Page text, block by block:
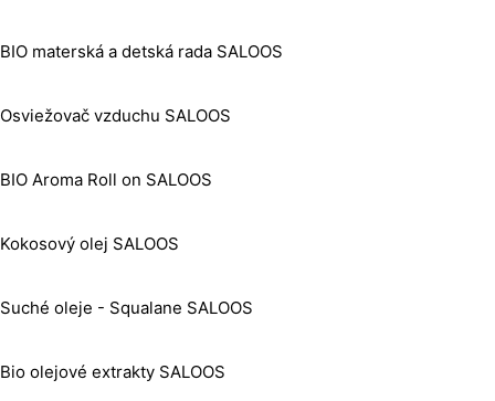
BIO materská a detská rada SALOOS
Osviežovač vzduchu SALOOS
BIO Aroma Roll on SALOOS
Kokosový olej SALOOS
Suché oleje - Squalane SALOOS
Bio olejové extrakty SALOOS